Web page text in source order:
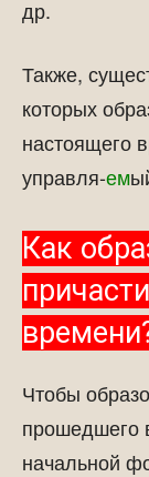
др.
Также,
которых
настоящего
управля-ем
Как
Чтобы
прошедшего
начальной